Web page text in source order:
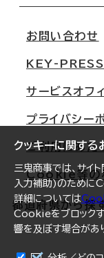
クッキーに関する
三鬼商事では、サイ
入力補助)のために
詳細については
Cookieをブロックす
響を及ぼす場合があ
移転スケジュ
オフィス移転
大阪
名古屋
札幌
仙台
横浜
福岡
オフィスリポ
ログイン
お問い合わせ
KEY-PRESS
サービスオフ
プライバシー
ご利用にあた
Cookie等の
都道府県から探